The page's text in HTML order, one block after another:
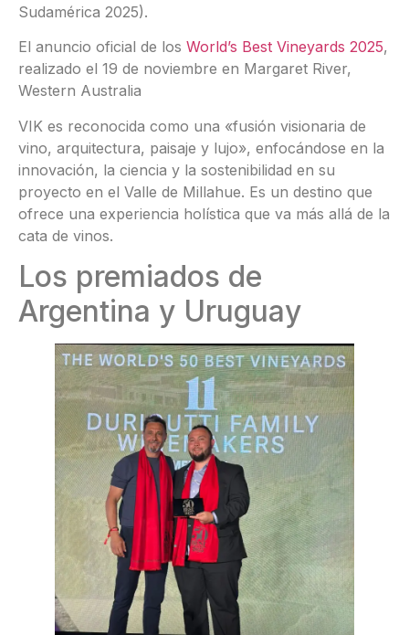
Sudamérica 2025).
El anuncio oficial de los World’s Best Vineyards 2025,
realizado el 19 de noviembre en Margaret River,
Western Australia
VIK es reconocida como una «fusión visionaria de
vino, arquitectura, paisaje y lujo», enfocándose en la
innovación, la ciencia y la sostenibilidad en su
proyecto en el Valle de Millahue. Es un destino que
ofrece una experiencia holística que va más allá de la
cata de vinos.
Los premiados de
Argentina y Uruguay